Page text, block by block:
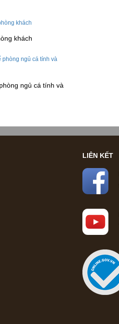
khách
ngủ cá tính và
LIÊN KẾT